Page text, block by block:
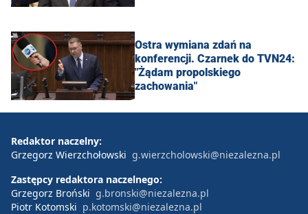
Ostra wymiana zdań na
konferencji. Czarnek do TVN24:
"Żądam propolskiego
zachowania"
Redaktor naczelny:
Grzegorz Wierzchołowski g.wierzcholowski@niezalezna.pl
Zastępcy redaktora naczelnego:
Grzegorz Broński g.bronski@niezalezna.pl
Piotr Kotomski p.kotomski@niezalezna.pl